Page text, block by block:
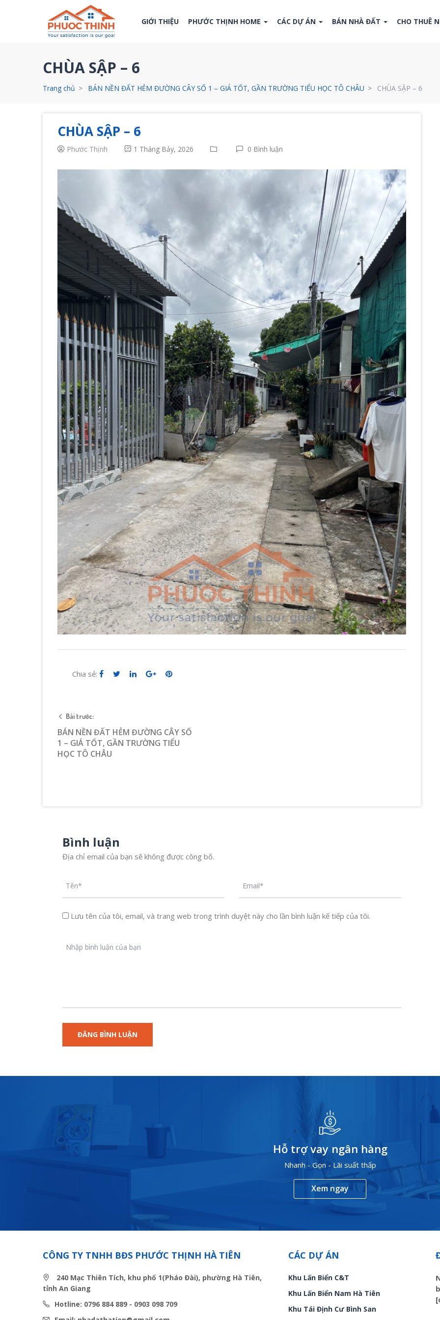
GIỚI THIỆU PHƯỚC THỊNH HOME CÁC DỰ ÁN BÁN NHÀ ĐẤT CHO THUÊ
CHÙA SẬP – 6
Trang chủ BÁN NỀN ĐẤT HẺM ĐƯỜNG CÂY SỐ 1 – GIÁ TỐT, GẦN TRƯỜNG TIỂU HỌC TÔ CHÂU CHÙA SẬP – 6
CHÙA SẬP – 6
Phước Thịnh 1 Tháng Bảy, 2026 0 Bình luận
Chia sẻ:
Bài trước:
BÁN NỀN ĐẤT HẺM ĐƯỜNG CÂY SỐ
1 – GIÁ TỐT, GẦN TRƯỜNG TIỂU
HỌC TÔ CHÂU
Bình luận
Địa chỉ email của bạn sẽ không được công bố.
Lưu tên của tôi, email, và trang web trong trình duyệt này cho lần bình luận kế tiếp của tôi.
Hỗ trợ vay ngân hàng
Nhanh - Gọn - Lãi suất thấp
Xem ngay
CÔNG TY TNHH BĐS PHƯỚC THỊNH HÀ TIÊN
240 Mạc Thiên Tích, khu phố 1(Pháo Đài), phường Hà Tiên,
tỉnh An Giang
Hotline: 0796 884 889 - 0903 098 709
CÁC DỰ ÁN
Khu Lấn Biển C&T
Khu Lấn Biển Nam Hà Tiên
Khu Tái Định Cư Bình San